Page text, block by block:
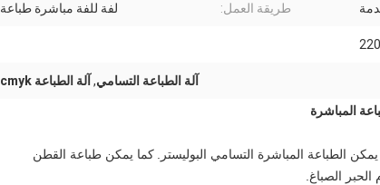
طريقة العمل: لفة للفة مباشرة طباعة
آلة الطباعة التسامي, آلة الطباعة cmyk
المباشرة
الطباعة المباشرة التسامي البوليستر. كما يمكن طباعة القطن
الصباغ.